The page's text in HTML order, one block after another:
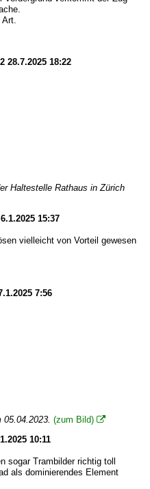
Art.
28.7.2025 18:22
Haltestelle Rathaus in Zürich
15:37
vielleicht von Vorteil gewesen
7:56
(zum Bild) 
10:11
sogar Trambilder richtig toll
als dominierendes Element